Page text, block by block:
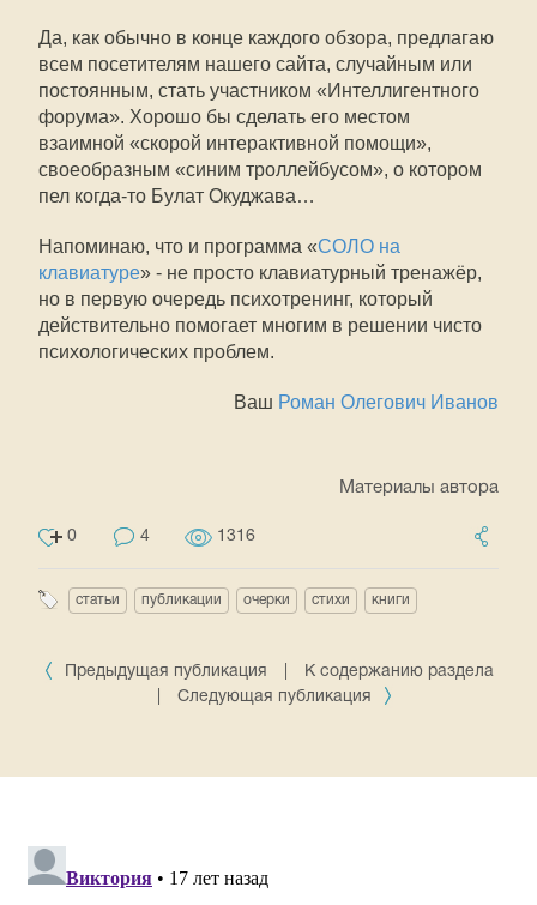
Да, как обычно в конце каждого обзора, предлагаю
всем посетителям нашего сайта, случайным или
постоянным, стать участником «Интеллигентного
форума». Хорошо бы сделать его местом
взаимной «скорой интерактивной помощи»,
своеобразным «синим троллейбусом», о котором
пел когда-то Булат Окуджава…
Напоминаю, что и программа «СОЛО на
клавиатуре» - не просто клавиатурный тренажёр,
но в первую очередь психотренинг, который
действительно помогает многим в решении чисто
психологических проблем.
Ваш Роман Олегович Иванов
Материалы автора
0 4 1316
статьи публикации очерки стихи книги
Предыдущая публикация
К содержанию раздела
Следующая публикация